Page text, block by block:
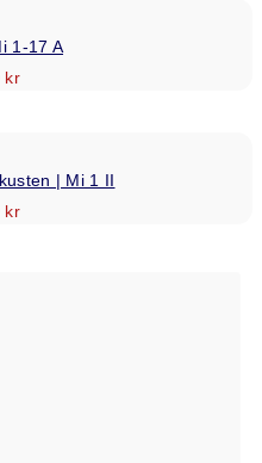
1-17 A
kr
| Mi 1 II
kr